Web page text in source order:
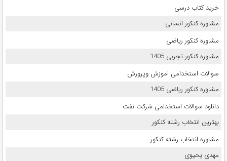
خرید کتاب درسی
مشاوره کنکور انسانی
مشاوره کنکور ریاضی
مشاوره کنکور تجربی 1405
سوالات استخدامی اموزش وپرورش
مشاوره کنکور ریاضی 1405
دانلود سوالات استخدامی شرکت نفت
بهترین انتخاب رشته کنکور
مشاوره انتخاب رشته کنکور
مهدی یحیوی